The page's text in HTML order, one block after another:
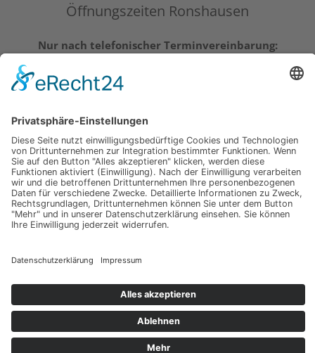
Öffnungszeiten Ronshausen
Nur nach telefonischer Terminvereinbarung:
Montag – Freitag 10.00 – 13.00 Uhr und 14.00 – 19.00
Uhr | Samstag 10.00 – 14.00 Uhr
vereinbaren!
Öffnungszeiten Rotenburg
Montag – Freitag in der Zeit von 10.00 – 18.00 Uhr
nur mit telefonischer Vereinbarung!
Copyright © 2026 Andrea´s Brautboutique